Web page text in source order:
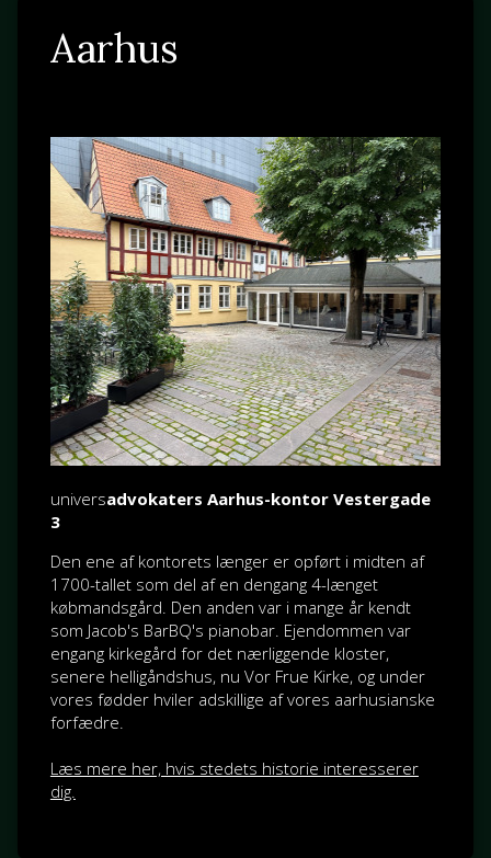
Aarhus
universadvokaters Aarhus-kontor Vestergade
3
Den ene af kontorets længer er opført i midten af
1700-tallet som del af en dengang 4-længet
købmandsgård. Den anden var i mange år kendt
som Jacob's BarBQ's pianobar. Ejendommen var
engang kirkegård for det nærliggende kloster,
senere helligåndshus, nu Vor Frue Kirke, og under
vores fødder hviler adskillige af vores aarhusianske
forfædre.
Læs mere her, hvis stedets historie interesserer
dig.